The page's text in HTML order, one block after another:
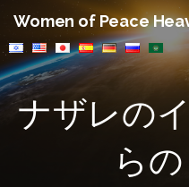
テ
ン
ツ
Women of Peace
ナザレの
ら